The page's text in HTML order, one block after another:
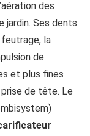
des
jardin. Ses dents
la
de
et plus fines
de tête. Le